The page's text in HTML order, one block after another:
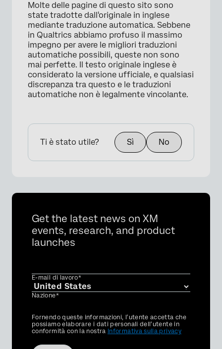
Molte delle pagine di questo sito sono
state tradotte dall'originale in inglese
mediante traduzione automatica. Sebbene
in Qualtrics abbiamo profuso il massimo
impegno per avere le migliori traduzioni
automatiche possibili, queste non sono
mai perfette. Il testo originale inglese è
considerato la versione ufficiale, e qualsiasi
discrepanza tra questo e le traduzioni
automatiche non è legalmente vincolante.
Ti è stato utile? Sì No
Get the latest news on XM
events, research, and product
launches
E-mail di lavoro*
Nazione*
Privacy
Optin
Fornendo queste informazioni, l'utente accetta che
possiamo elaborare i dati personali dell'utente in
conformità con la nostra Informativa sulla privacy